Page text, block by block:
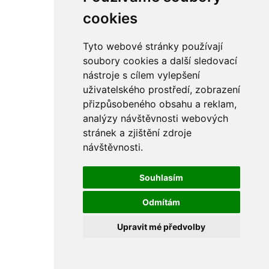
cookies
Tyto webové stránky používají
soubory cookies a další sledovací
nástroje s cílem vylepšení
uživatelského prostředí, zobrazení
přizpůsobeného obsahu a reklam,
analýzy návštěvnosti webových
stránek a zjištění zdroje
návštěvnosti.
Souhlasím
Odmítám
Upravit mé předvolby